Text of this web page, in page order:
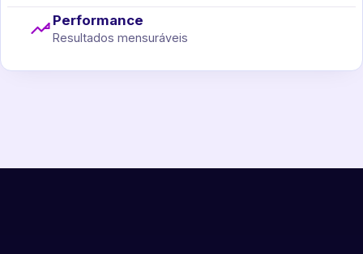
Performance
Resultados mensuráveis